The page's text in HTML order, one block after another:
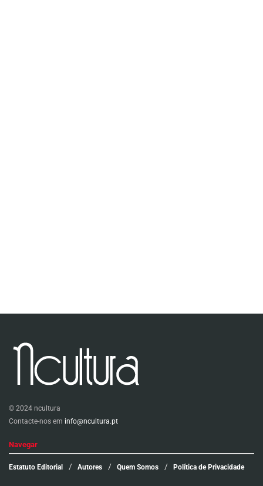
© 2024 ncultura
Contacte-nos em info@ncultura.pt
Navegar
Estatuto Editorial Autores Quem Somos Política de Privacidade